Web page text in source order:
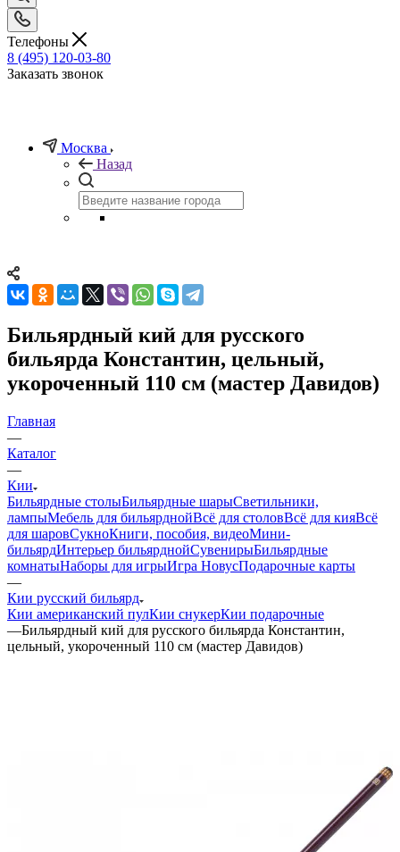
Телефоны
8 (495) 120-03-80
Заказать звонок
Москва
Назад
Бильярдный кий для русского
бильярда Константин, цельный,
укороченный 110 см (мастер Давидов)
Главная
—
Каталог
—
Кии
Бильярдные столыБильярдные шарыСветильники,
лампыМебель для бильярднойВсё для столовВсё для кияВсё
для шаровСукноКниги, пособия, видеоМини-
бильярдИнтерьер бильярднойСувенирыБильярдные
комнатыНаборы для игрыИгра НовусПодарочные карты
—
Кии русский бильярд
Кии американский пулКии снукерКии подарочные
—Бильярдный кий для русского бильярда Константин,
цельный, укороченный 110 см (мастер Давидов)